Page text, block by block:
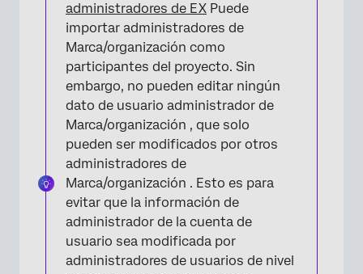
administradores de EX Puede
importar administradores de
Marca/organización como
participantes del proyecto. Sin
embargo, no pueden editar ningún
dato de usuario administrador de
Marca/organización , que solo
pueden ser modificados por otros
administradores de
Marca/organización . Esto es para
evitar que la información de
administrador de la cuenta de
usuario sea modificada por
administradores de usuarios de nivel